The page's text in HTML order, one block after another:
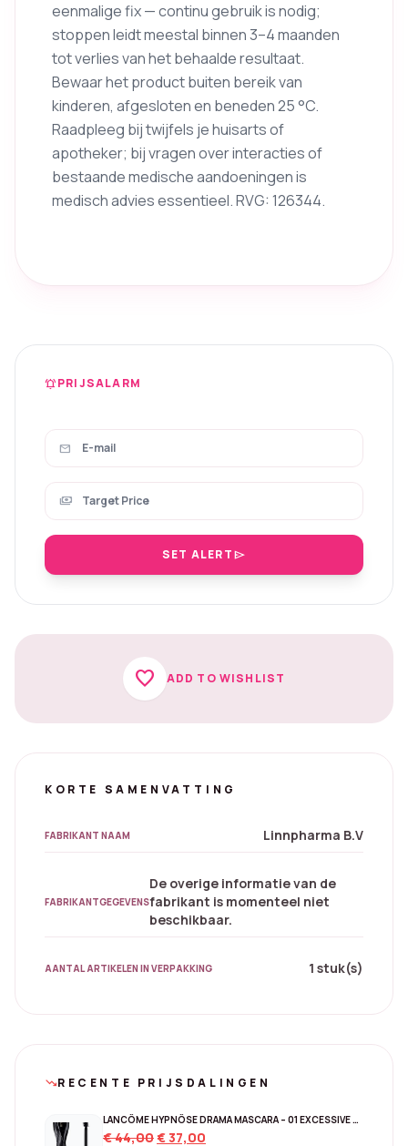
eenmalige fix — continu gebruik is nodig;
stoppen leidt meestal binnen 3–4 maanden
tot verlies van het behaalde resultaat.
Bewaar het product buiten bereik van
kinderen, afgesloten en beneden 25 °C.
Raadpleeg bij twijfels je huisarts of
apotheker; bij vragen over interacties of
bestaande medische aandoeningen is
medisch advies essentieel. RVG: 126344.
notifications_activePRIJSALARM
mail
payments
SET ALERTsend
favorite ADD TO WISHLIST
KORTE SAMENVATTING
FABRIKANT NAAM Linnpharma B.V
FABRIKANTGEGEVENS
De overige informatie van de
fabrikant is momenteel niet
beschikbaar.
AANTAL ARTIKELEN IN VERPAKKING 1 stuk(s)
trending_downRECENTE PRIJSDALINGEN
LANCÔME HYPNÔSE DRAMA MASCARA – 01 EXCESSIVE BLACK
€44,00Original
€37,00